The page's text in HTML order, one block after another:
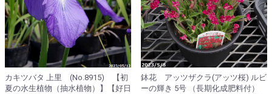
カキツバタ 上里 (No.8915) 【初
夏の水生植物（抽水植物）】【好日
鉢花 アッツザクラ(アッツ桜) ルビ
ーの輝き 5号 （長期化成肥料付）